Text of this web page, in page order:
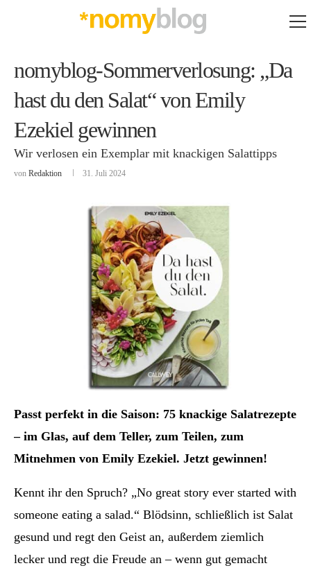
nomyblog-Sommerverlosung: „Da
hast du den Salat“ von Emily
Ezekiel gewinnen
Wir verlosen ein Exemplar mit knackigen Salattipps
von Redaktion 31. Juli 2024
Passt perfekt in die Saison: 75 knackige Salatrezepte
– im Glas, auf dem Teller, zum Teilen, zum
Mitnehmen von Emily Ezekiel. Jetzt gewinnen!
Kennt ihr den Spruch? „No great story ever started with
someone eating a salad.“ Blödsinn, schließlich ist Salat
gesund und regt den Geist an, außerdem ziemlich
lecker und regt die Freude an – wenn gut gemacht